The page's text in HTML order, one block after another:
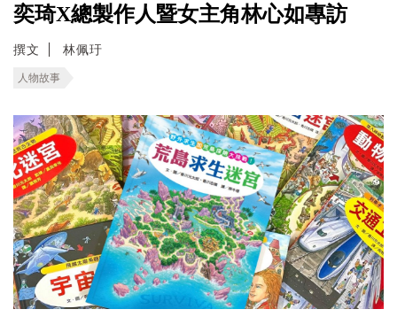
奕琦X總製作人暨女主角林心如專訪
撰文 林佩玗
人物故事